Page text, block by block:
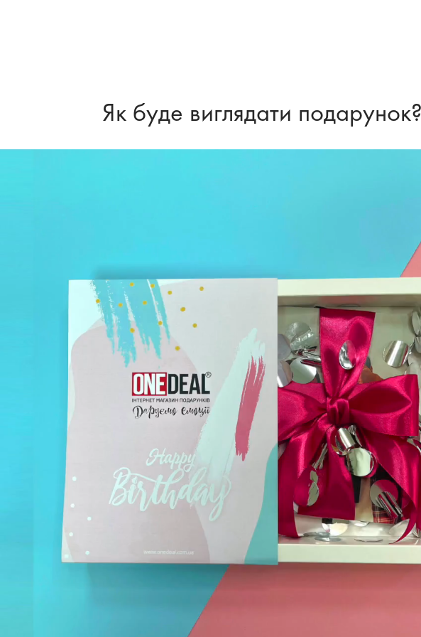
Як буде виглядати